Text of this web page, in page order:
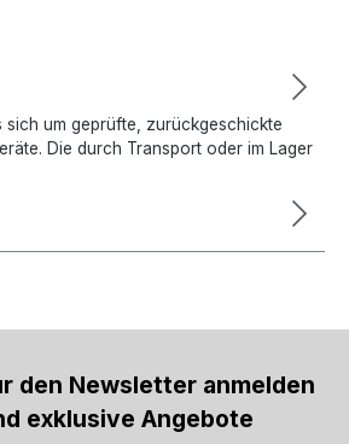
sich um geprüfte, zurückgeschickte
Die durch Transport oder im Lager
den Newsletter anmelden
exklusive Angebote